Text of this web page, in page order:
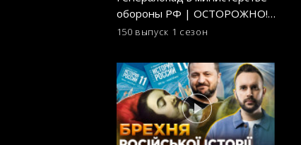
обороны РФ | ОСТОРОЖНО!
ФЕЙК
150 выпуск 1 сезон